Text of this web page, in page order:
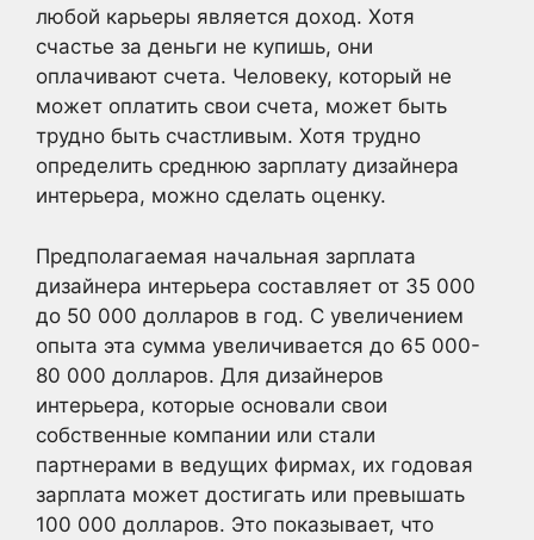
любой карьеры является доход. Хотя
счастье за деньги не купишь, они
оплачивают счета. Человеку, который не
может оплатить свои счета, может быть
трудно быть счастливым. Хотя трудно
определить среднюю зарплату дизайнера
интерьера, можно сделать оценку.
Предполагаемая начальная зарплата
дизайнера интерьера составляет от 35 000
до 50 000 долларов в год. С увеличением
опыта эта сумма увеличивается до 65 000-
80 000 долларов. Для дизайнеров
интерьера, которые основали свои
собственные компании или стали
партнерами в ведущих фирмах, их годовая
зарплата может достигать или превышать
100 000 долларов. Это показывает, что